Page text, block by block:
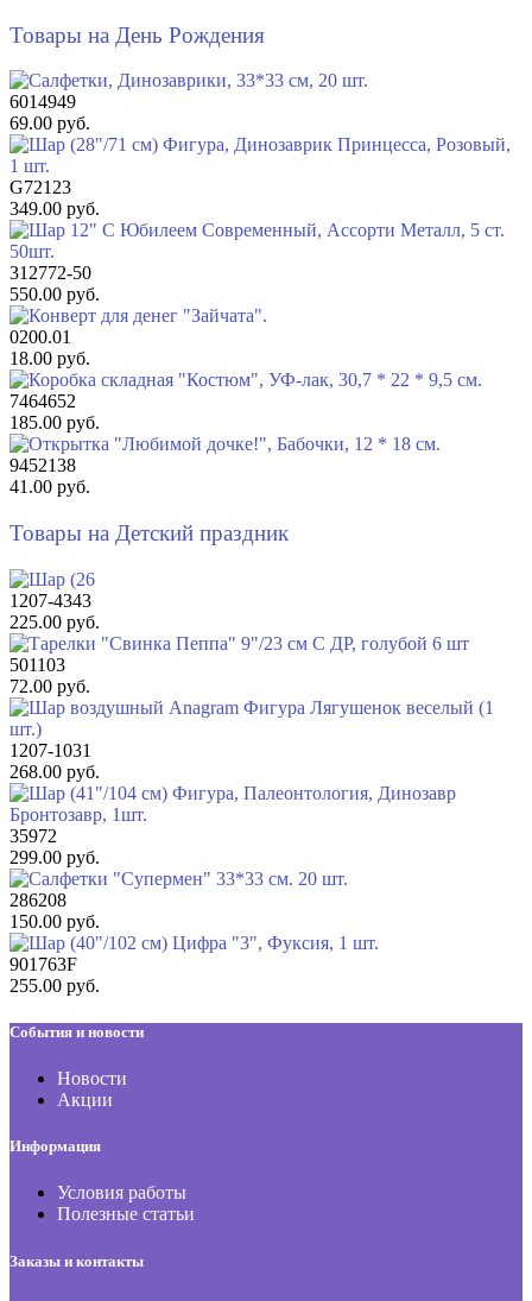
Товары на День Рождения
6014949
69.00 руб.
G72123
349.00 руб.
312772-50
550.00 руб.
0200.01
18.00 руб.
7464652
185.00 руб.
9452138
41.00 руб.
Товары на Детский праздник
1207-4343
225.00 руб.
501103
72.00 руб.
1207-1031
268.00 руб.
35972
299.00 руб.
286208
150.00 руб.
901763F
255.00 руб.
События и новости
Новости
Акции
Информация
Условия работы
Полезные статьи
Заказы и контакты